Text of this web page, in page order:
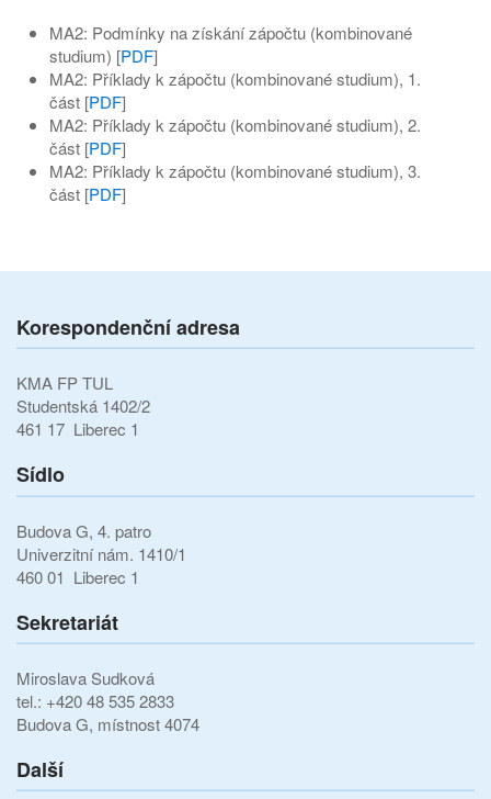
MA2: Podmínky na získání zápočtu (kombinované
studium) [PDF]
MA2: Příklady k zápočtu (kombinované studium), 1.
část [PDF]
MA2: Příklady k zápočtu (kombinované studium), 2.
část [PDF]
MA2: Příklady k zápočtu (kombinované studium), 3.
část [PDF]
Korespondenční adresa
KMA FP TUL
Studentská 1402/2
461 17 Liberec 1
Sídlo
Budova G, 4. patro
Univerzitní nám. 1410/1
460 01 Liberec 1
Sekretariát
Miroslava Sudková
tel.: +420 48 535 2833
Budova G, místnost 4074
Další